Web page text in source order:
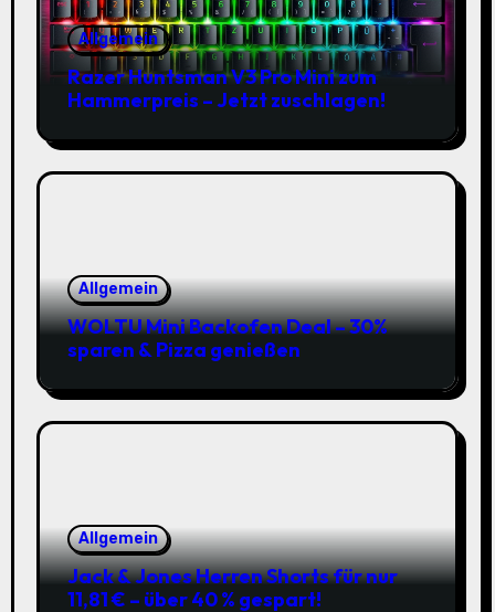
Allgemein
Razer Huntsman V3 Pro Mini zum
Hammerpreis – Jetzt zuschlagen!
Allgemein
WOLTU Mini Backofen Deal – 30%
sparen & Pizza genießen
Allgemein
Jack & Jones Herren Shorts für nur
11,81 € – über 40 % gespart!